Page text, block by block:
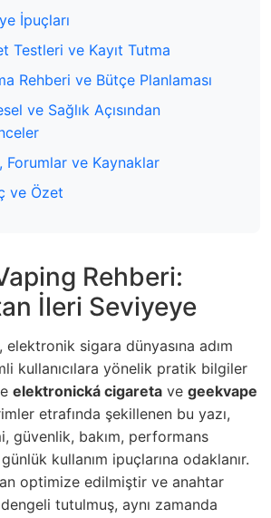
İpuçları
Testleri ve Kayıt Tutma
Rehberi ve Bütçe Planlaması
ve Sağlık Açısından
Forumlar ve Kaynaklar
ve Özet
Rehberi:
İleri Seviyeye
elektronik sigara dünyasına adım
kullanıcılara yönelik pratik bilgiler
elektronická cigareta ve geekvape
etrafında şekillenen bu yazı,
güvenlik, bakım, performans
kullanım ipuçlarına odaklanır.
optimize edilmiştir ve anahtar
tutulmuş, aynı zamanda